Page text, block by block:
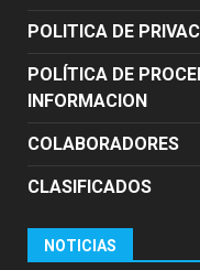
POLITICA DE
POLÍTICA DE
INFORMACION
COLABORADORES
CLASIFICADOS
NOTICIAS